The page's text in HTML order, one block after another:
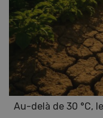
Au-delà de 30 °C,